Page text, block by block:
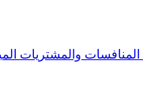
المنافسات والمشتريات